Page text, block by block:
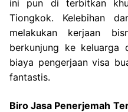
ini pun di terbitkan
Tiongkok. Kelebihan
melakukan kerjaan
berkunjung ke keluarga
biaya pengerjaan visa
fantastis.
Biro Jasa Penerjemah